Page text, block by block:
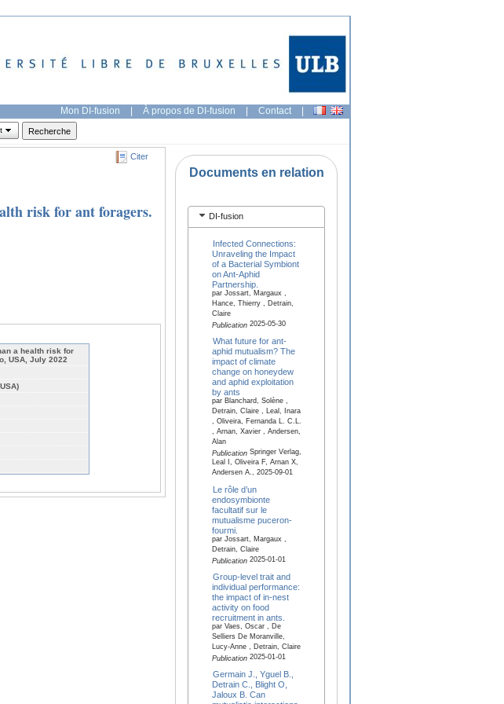
Mon DI-fusion | À propos de DI-fusion | Contact |
Citer
risk for ant foragers.
a health risk for
USA, July 2022
Documents en relation
DI-fusion
Infected Connections:
Unraveling the Impact
of a Bacterial Symbiont
on Ant-Aphid
Partnership.
par Jossart, Margaux ,
Hance, Thierry , Detrain,
Claire
Publication2025-05-30
What future for ant-
aphid mutualism? The
impact of climate
change on honeydew
and aphid exploitation
by ants
par Blanchard, Solène ,
Detrain, Claire , Leal, Inara
, Oliveira, Fernanda L. C.L.
, Arnan, Xavier , Andersen,
Alan
PublicationSpringer Verlag,
Leal I, Oliveira F, Arnan X,
Andersen A., 2025-09-01
Le rôle d’un
endosymbionte
facultatif sur le
mutualisme puceron-
fourmi.
par Jossart, Margaux ,
Detrain, Claire
Publication2025-01-01
Group-level trait and
individual performance:
the impact of in-nest
activity on food
recruitment in ants.
par Vaes, Oscar , De
Selliers De Moranville,
Lucy-Anne , Detrain, Claire
Publication2025-01-01
Germain J., Yguel B.,
Detrain C., Blight O,
Jaloux B. Can